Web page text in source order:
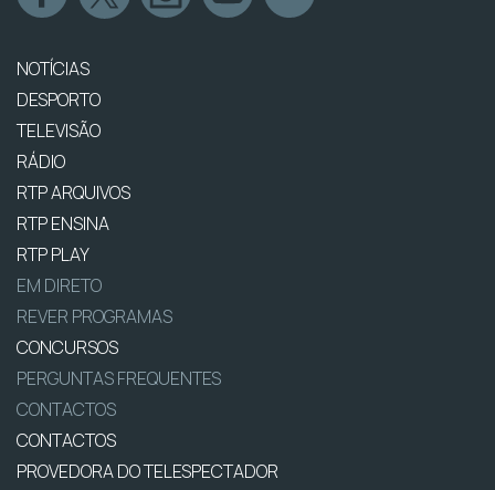
NOTÍCIAS
DESPORTO
TELEVISÃO
RÁDIO
RTP ARQUIVOS
RTP ENSINA
RTP PLAY
EM DIRETO
REVER PROGRAMAS
CONCURSOS
PERGUNTAS FREQUENTES
CONTACTOS
CONTACTOS
PROVEDORA DO TELESPECTADOR